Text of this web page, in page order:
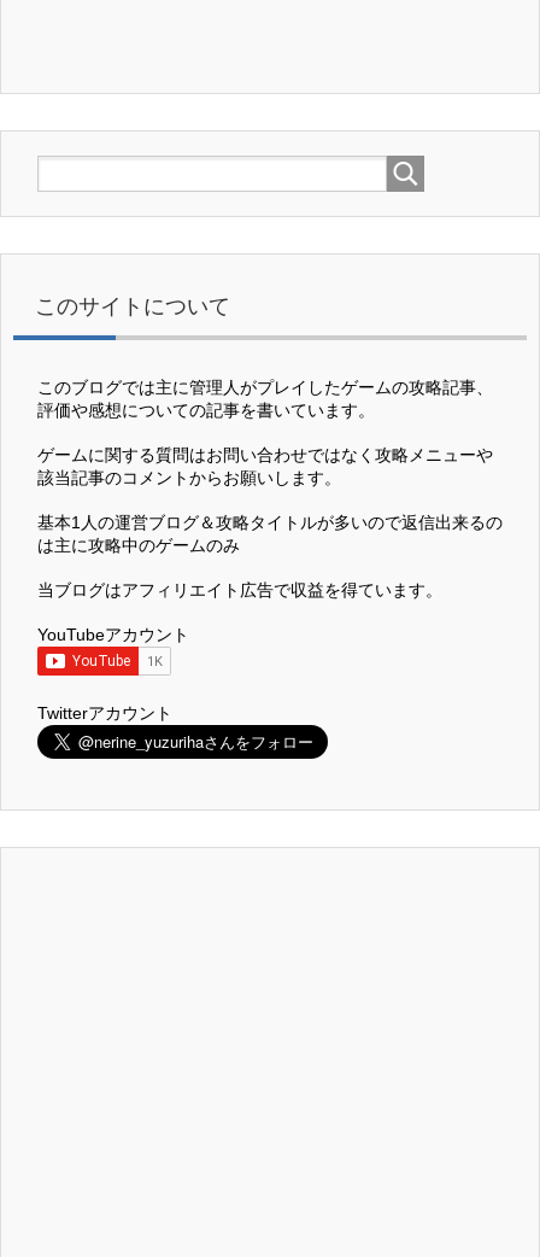
このサイトについて
このブログでは主に管理人がプレイしたゲームの攻略記事、
評価や感想についての記事を書いています。
ゲームに関する質問はお問い合わせではなく攻略メニューや
該当記事のコメントからお願いします。
基本1人の運営ブログ＆攻略タイトルが多いので返信出来るの
は主に攻略中のゲームのみ
当ブログはアフィリエイト広告で収益を得ています。
YouTubeアカウント
Twitterアカウント